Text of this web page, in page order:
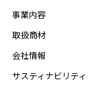
事業内容
取扱商材
会社情報
サスティナビリティ